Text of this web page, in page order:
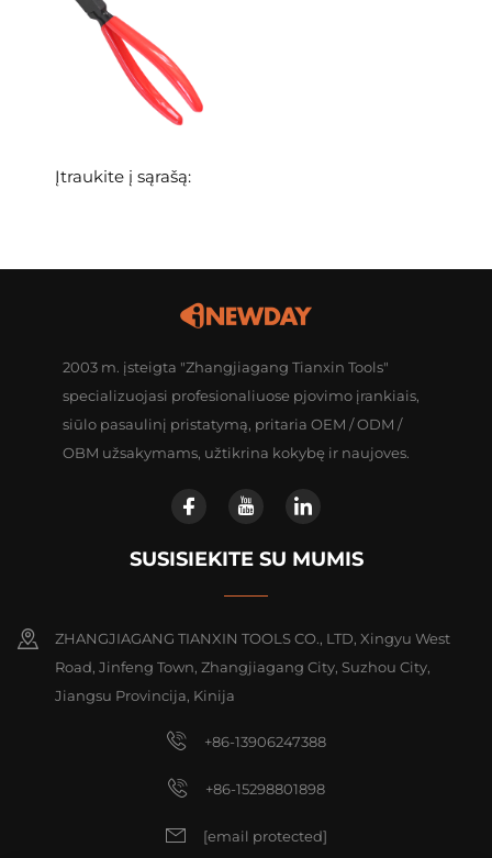
Įtraukite į sąrašą:
2003 m. įsteigta "Zhangjiagang Tianxin Tools"
specializuojasi profesionaliuose pjovimo įrankiais,
siūlo pasaulinį pristatymą, pritaria OEM / ODM /
OBM užsakymams, užtikrina kokybę ir naujoves.
SUSISIEKITE SU MUMIS
ZHANGJIAGANG TIANXIN TOOLS CO., LTD, Xingyu West
Road, Jinfeng Town, Zhangjiagang City, Suzhou City,
Jiangsu Provincija, Kinija
+86-13906247388
+86-15298801898
[email protected]